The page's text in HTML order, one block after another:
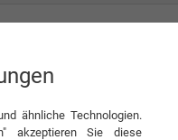
ähnliche Technologien.
akzeptieren Sie diese